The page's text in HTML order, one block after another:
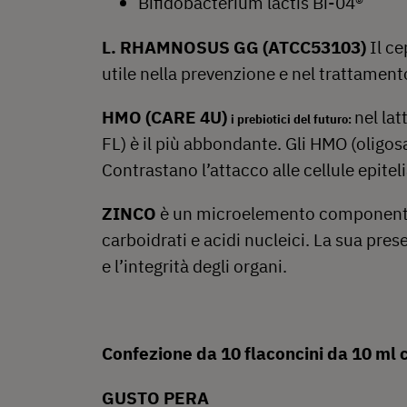
L. RHAMNOSUS GG (ATCC53103) Il
utile nella prevenzione e nel
HMO (CARE 4U) i prebiotici del futuro: nel
FL) è il più abbondante. Gli HMO
Contrastano l’attacco alle cellule
ZINCO è un microelemento
carboidrati e acidi nucleici. La sua
e l’integrità degli organi.
Confezione da 10 flaconcini da 10 ml
GUSTO PERA